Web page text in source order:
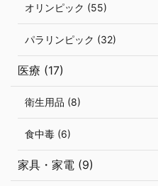
オリンピック (55)
パラリンピック (32)
医療 (17)
衛生用品 (8)
食中毒 (6)
家具・家電 (9)